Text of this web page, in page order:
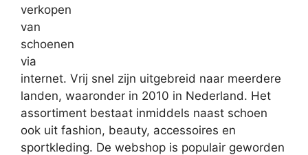
verkopen
van
schoenen
via
internet. Vrij snel zijn uitgebreid naar meerdere
landen, waaronder in 2010 in Nederland. Het
assortiment bestaat inmiddels naast schoen
ook uit fashion, beauty, accessoires en
sportkleding. De webshop is populair geworden